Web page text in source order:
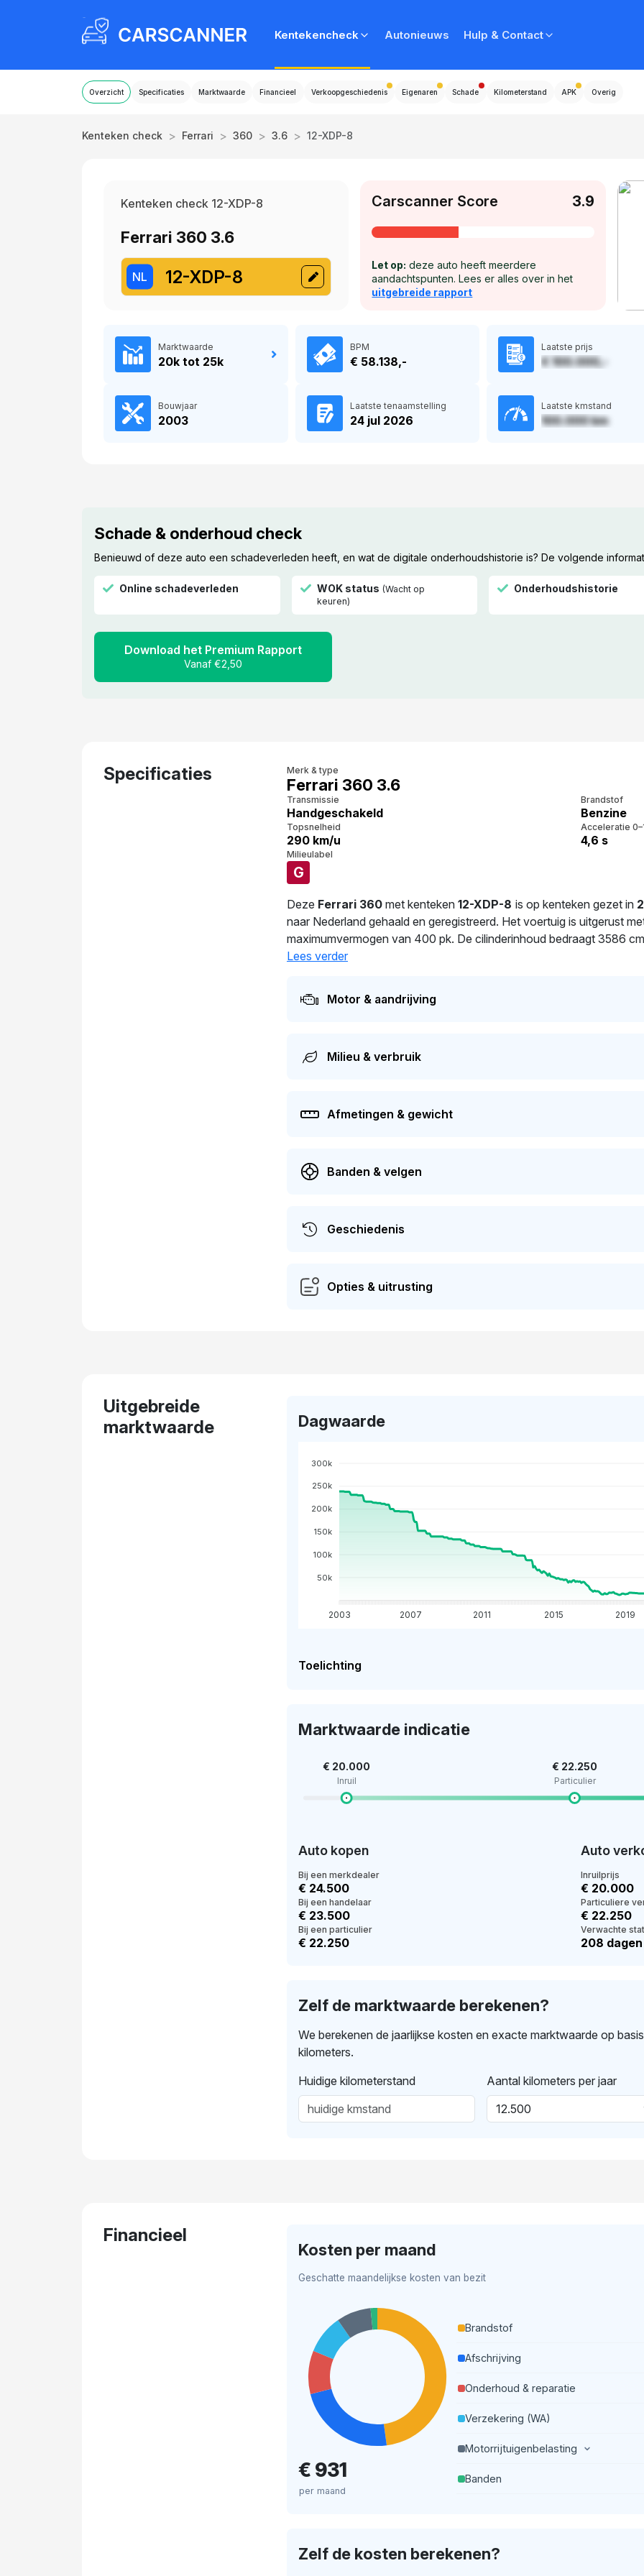
Kentekencheck Autonieuws Hulp & Contact
Overzicht Specificaties Marktwaarde Financieel Verkoopgeschiedenis Eigenaren Schade Kilometerstand APK Overig
Kenteken check > Ferrari > 360 > 3.6 > 12-XDP-8
Kenteken check 12-XDP-8
Ferrari 360 3.6
NL 12-XDP-8
Carscanner Score 3.9
Let op: deze auto heeft meerdere
aandachtspunten. Lees er alles over in het
uitgebreide rapport
Marktwaarde
20k tot 25k
BPM
€ 58.138,-
Laatste prijs
€ 100.000,-
Bouwjaar
2003
Laatste tenaamstelling
24 jul 2026
Laatste kmstand
100.000 km
Schade & onderhoud check
Benieuwd of deze auto een schadeverleden heeft, en wat de digitale onderhoudshistorie is? De volgende
Online schadeverleden WOK status (Wacht op
keuren)
Onderhoudshistorie
Download het Premium Rapport
Vanaf €2,50
Specificaties Merk & type
Ferrari 360 3.6
Transmissie
Handgeschakeld
Brandstof
Benzine
Topsnelheid
290 km/u
Acceleratie
4,6 s
Milieulabel
G
Deze Ferrari 360 met kenteken 12-XDP-8 is op kenteken gezet in
naar Nederland gehaald en geregistreerd. Het voertuig is uitgerust
maximumvermogen van 400 pk. De cilinderinhoud bedraagt 3586
gemiddeld verbruik bedraagt 19.3 liter per 100 km. Dit model heeft
Dit voertuig heeft 3 eigenaren gehad in het verleden. De
geschat op€ 23.500.
Lees verder
Motor & aandrijving
Milieu & verbruik
Afmetingen & gewicht
Banden & velgen
Geschiedenis
Opties & uitrusting
Uitgebreide
marktwaarde
Dagwaarde
300k
250k
200k
150k
100k
50k
2003 2007 2011 2015 2019
Toelichting
Marktwaarde indicatie
€ 20.000
Inruil
€ 22.250
Particulier
Auto kopen
Bij een merkdealer
€ 24.500
Bij een handelaar
€ 23.500
Bij een particulier
€ 22.250
Auto
Inruilprijs
€ 20.000
Particuliere
€ 22.250
Verwachte
208 dagen
Zelf de marktwaarde berekenen?
We berekenen de jaarlijkse kosten en exacte marktwaarde op
kilometers.
Huidige kilometerstand
Aantal kilometers per jaar
Financieel
Kosten per maand
Geschatte maandelijkse kosten van bezit
€ 931
per maand
Brandstof
Afschrijving
Onderhoud & reparatie
Verzekering (WA)
Motorrijtuigenbelasting
Banden
Zelf de kosten berekenen?